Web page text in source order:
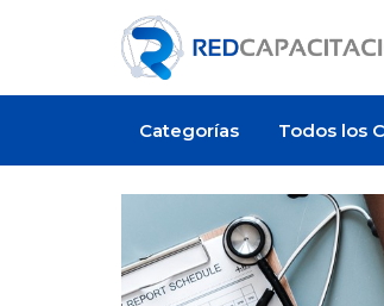
Categorías Todos los